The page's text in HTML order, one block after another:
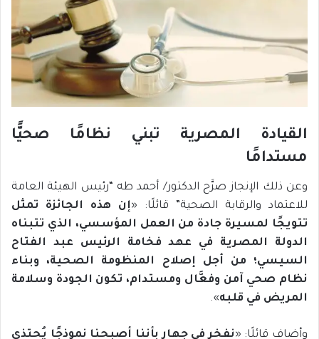
القيادة المصرية تبني نظامًا صحيًّا
مستدامًا
وعن ذلك الإنجاز صرَّح الدكتور/ أحمد طه “رئيس الهيئة العامة
للاعتماد والرقابة الصحية” قائلًا: «إن هذه الجائزة تمثل
تتويجًا لمسيرة جادة من العمل المؤسسي، الذي تتبناه
الدولة المصرية في عهد فخامة الرئيس عبد الفتاح
السيسي؛ من أجل إصلاح المنظومة الصحية، وبناء
نظام صحي آمن وفعَّال ومستدام، تكون الجودة وسلامة
المريض في قلبه».
وأضاف قائلًا: «نفخر في جهار بأننا أصبحنا نموذجًا يُحتذى